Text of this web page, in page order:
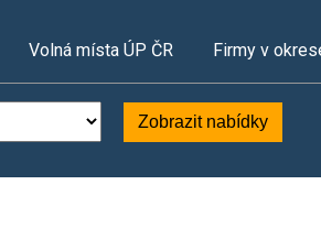
Volná místa ÚP ČR Firmy v
Zobrazit nabídky